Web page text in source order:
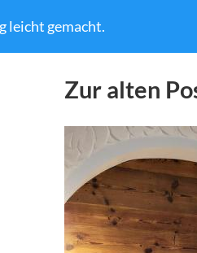
leicht gemacht.
Zur alten